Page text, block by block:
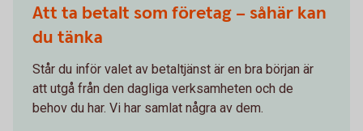
Att ta betalt som företag – såhär kan
du tänka
Står du inför valet av betaltjänst är en bra början är
att utgå från den dagliga verksamheten och de
behov du har. Vi har samlat några av dem.